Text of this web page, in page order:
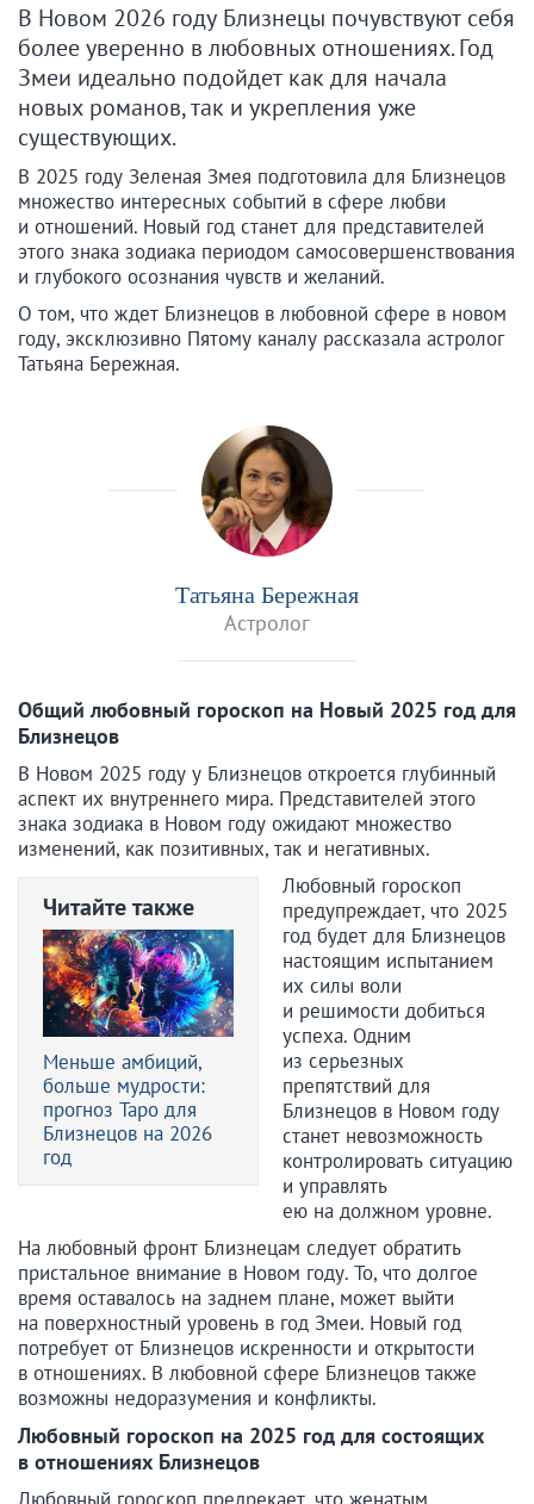
В Новом 2026 году Близнецы почувствуют себя
более уверенно в любовных отношениях. Год
Змеи идеально подойдет как для начала
новых романов, так и укрепления уже
существующих.
В 2025 году Зеленая Змея подготовила для Близнецов
множество интересных событий в сфере любви
и отношений. Новый год станет для представителей
этого знака зодиака периодом самосовершенствования
и глубокого осознания чувств и желаний.
О том, что ждет Близнецов в любовной сфере в новом
году, эксклюзивно Пятому каналу рассказала астролог
Татьяна Бережная.
Татьяна Бережная
Астролог
Общий любовный гороскоп на Новый 2025 год для
Близнецов
В Новом 2025 году у Близнецов откроется глубинный
аспект их внутреннего мира. Представителей этого
знака зодиака в Новом году ожидают множество
изменений, как позитивных, так и негативных.
Читайте также
Меньше амбиций,
больше мудрости:
прогноз Таро для
Близнецов на 2026
год
Любовный гороскоп
предупреждает, что 2025
год будет для Близнецов
настоящим испытанием
их силы воли
и решимости добиться
успеха. Одним
из серьезных
препятствий для
Близнецов в Новом году
станет невозможность
контролировать ситуацию
и управлять
ею на должном уровне.
На любовный фронт Близнецам следует обратить
пристальное внимание в Новом году. То, что долгое
время оставалось на заднем плане, может выйти
на поверхностный уровень в год Змеи. Новый год
потребует от Близнецов искренности и открытости
в отношениях. В любовной сфере Близнецов также
возможны недоразумения и конфликты.
Любовный гороскоп на 2025 год для состоящих
в отношениях Близнецов